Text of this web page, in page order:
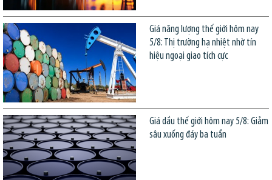
Giá năng lượng thế giới hôm nay
5/8: Thị trường hạ nhiệt nhờ tín
hiệu ngoại giao tích cực
Giá dầu thế giới hôm nay 5/8: Giảm
sâu xuống đáy ba tuần